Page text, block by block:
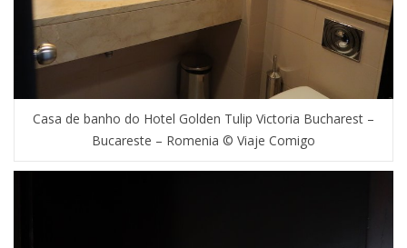
Casa de banho do Hotel Golden Tulip Victoria Bucharest –
Bucareste – Romenia © Viaje Comigo